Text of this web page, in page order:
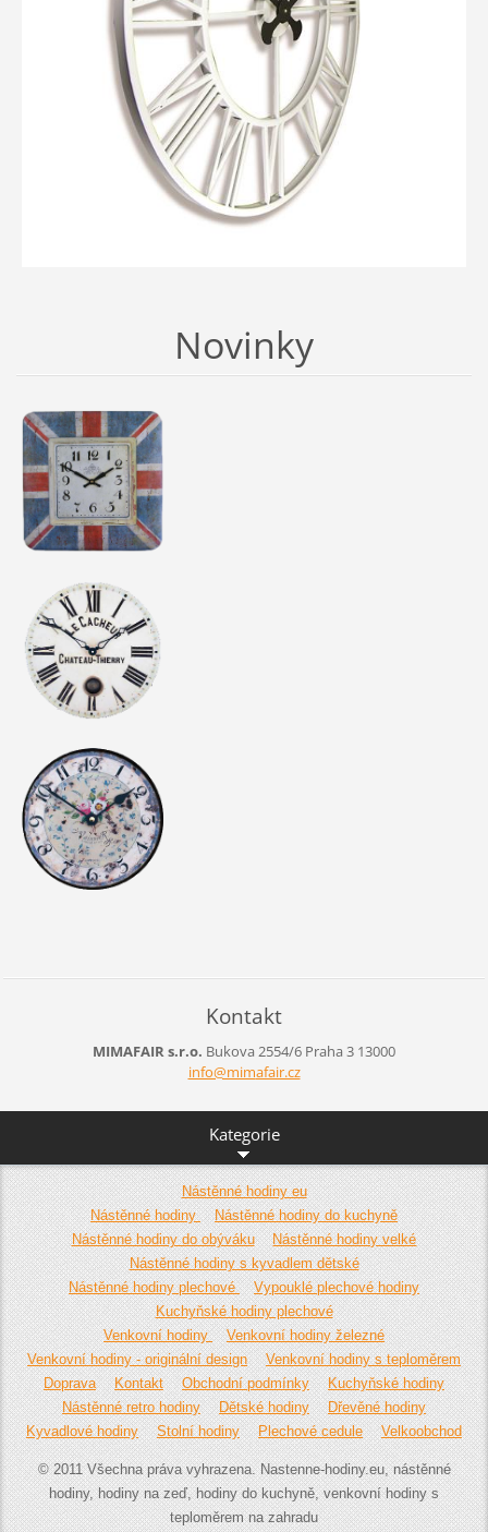
Novinky
Kontakt
MIMAFAIR s.r.o. Bukova 2554/6 Praha 3 13000
info@mimafair.cz
Kategorie
Nástěnné hodiny eu
Nástěnné hodiny
Nástěnné hodiny do kuchyně
Nástěnné hodiny do obýváku
Nástěnné hodiny velké
Nástěnné hodiny s kyvadlem dětské
Nástěnné hodiny plechové
Vypouklé plechové hodiny
Kuchyňské hodiny plechové
Venkovní hodiny
Venkovní hodiny železné
Venkovní hodiny - originální design
Venkovní hodiny s teploměrem
Doprava
Kontakt Obchodní podmínky
Kuchyňské hodiny
Nástěnné retro hodiny
Dětské hodiny
Dřevěné hodiny
Kyvadlové hodiny
Stolní hodiny Plechové cedule Velkoobchod
© 2011 Všechna práva vyhrazena. Nastenne-hodiny.eu, nástěnné
hodiny, hodiny na zeď, hodiny do kuchyně, venkovní hodiny s
teploměrem na zahradu